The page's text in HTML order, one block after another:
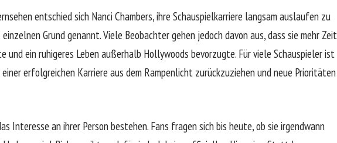
entschied sich Nanci Chambers, ihre Schauspielkarriere langsam auslaufen zu
Grund genannt. Viele Beobachter gehen jedoch davon aus, dass sie mehr Zeit
und ein ruhigeres Leben außerhalb Hollywoods bevorzugte. Für viele Schauspieler ist
erfolgreichen Karriere aus dem Rampenlicht zurückzuziehen und neue Prioritäten
Interesse an ihrer Person bestehen. Fans fragen sich bis heute, ob sie irgendwann